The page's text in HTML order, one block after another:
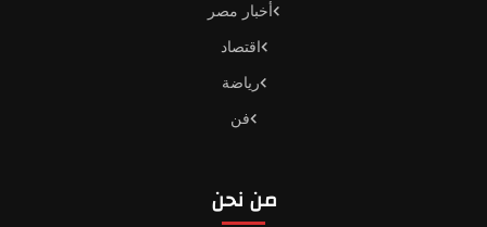
أخبار مصر
اقتصاد
رياضة
فن
من نحن